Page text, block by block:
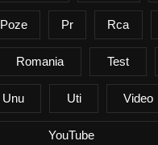
Poze Pr Rca
Romania Test
Unu Uti Video
YouTube